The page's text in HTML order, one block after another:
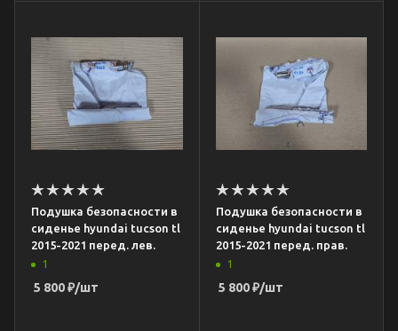
Подушка безопасности в
сиденье hyundai tucson tl
2015-2021 перед. лев.
1
5 800₽/шт
Подушка безопасности в
сиденье hyundai tucson tl
2015-2021 перед. прав.
1
5 800₽/шт